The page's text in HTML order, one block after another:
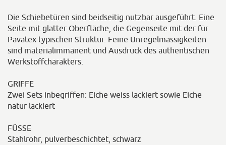
Die Schiebetüren sind beidseitig nutzbar ausgeführt. Eine
Seite mit glatter Oberfläche, die Gegenseite mit der für
Pavatex typischen Struktur. Feine Unregelmässigkeiten
sind materialimmanent und Ausdruck des authentischen
Werkstoffcharakters.
GRIFFE
Zwei Sets inbegriffen: Eiche weiss lackiert sowie Eiche
natur lackiert
FÜSSE
Stahlrohr, pulverbeschichtet, schwarz